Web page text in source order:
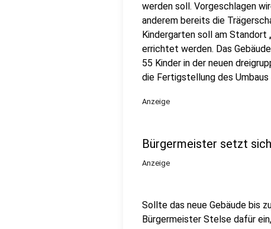
werden soll. Vorgeschlagen
anderem bereits die
Kindergarten soll am Standort
errichtet werden. Das
55 Kinder in der neuen
die Fertigstellung des Umbaus
Anzeige
Bürgermeister setzt
Anzeige
Sollte das neue Gebäude bis
Bürgermeister Stelse dafür